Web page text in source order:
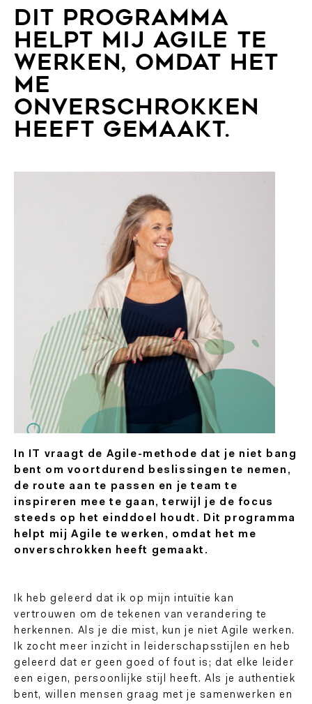
DIT PROGRAMMA
HELPT MIJ AGILE TE
WERKEN, OMDAT HET
ME
ONVERSCHROKKEN
HEEFT GEMAAKT.
In IT vraagt de Agile-methode dat je niet bang
bent om voortdurend beslissingen te nemen,
de route aan te passen en je team te
inspireren mee te gaan, terwijl je de focus
steeds op het einddoel houdt. Dit programma
helpt mij Agile te werken, omdat het me
onverschrokken heeft gemaakt.
Ik heb geleerd dat ik op mijn intuïtie kan
vertrouwen om de tekenen van verandering te
herkennen. Als je die mist, kun je niet Agile werken.
Ik zocht meer inzicht in leiderschapsstijlen en heb
geleerd dat er geen goed of fout is; dat elke leider
een eigen, persoonlijke stijl heeft. Als je authentiek
bent, willen mensen graag met je samenwerken en